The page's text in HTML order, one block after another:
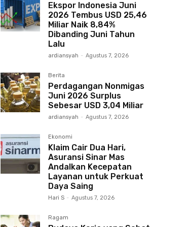
Ekspor Indonesia Juni
2026 Tembus USD 25,46
Miliar Naik 8,84%
Dibanding Juni Tahun
Lalu
ardiansyah - Agustus 7, 2026
Berita
Perdagangan Nonmigas
Juni 2026 Surplus
Sebesar USD 3,04 Miliar
ardiansyah - Agustus 7, 2026
Ekonomi
Klaim Cair Dua Hari,
Asuransi Sinar Mas
Andalkan Kecepatan
Layanan untuk Perkuat
Daya Saing
Hari S - Agustus 7, 2026
Ragam